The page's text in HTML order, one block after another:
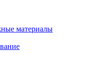
материалы